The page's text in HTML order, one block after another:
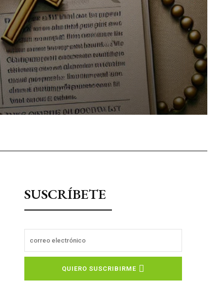
SUSCRÍBETE
QUIERO SUSCRIBIRME